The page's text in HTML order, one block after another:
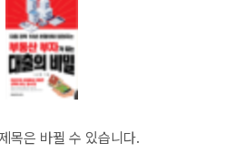
목은 바뀔 수 있습니다.